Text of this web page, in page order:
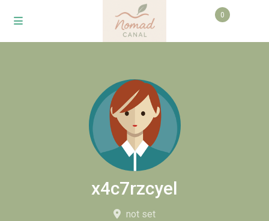
0
x4c7rzcyel
not set